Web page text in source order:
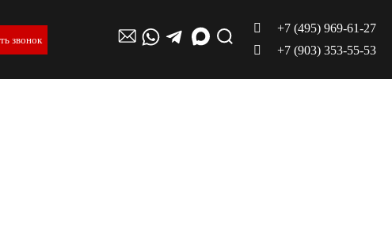
звонок
+7 (495) 969-61-27
+7 (903) 353-55-53